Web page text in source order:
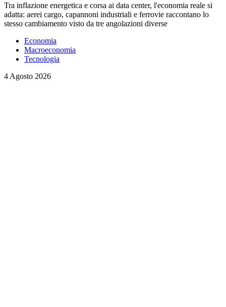
Tra inflazione energetica e corsa ai data center, l'economia reale si
adatta: aerei cargo, capannoni industriali e ferrovie raccontano lo
stesso cambiamento visto da tre angolazioni diverse
Economia
Macroeconomia
Tecnologia
4 Agosto 2026